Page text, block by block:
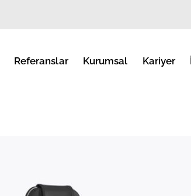
Referanslar Kurumsal Kariyer